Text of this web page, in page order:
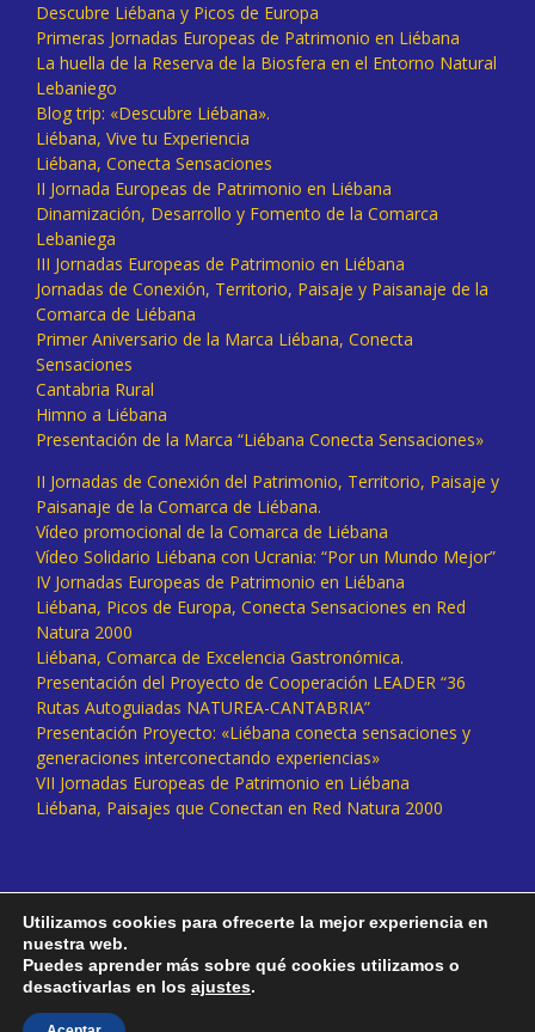
Descubre Liébana y Picos de Europa
Primeras Jornadas Europeas de Patrimonio en Liébana
La huella de la Reserva de la Biosfera en el Entorno Natural
Lebaniego
Blog trip: «Descubre Liébana».
Liébana, Vive tu Experiencia
Liébana, Conecta Sensaciones
II Jornada Europeas de Patrimonio en Liébana
Dinamización, Desarrollo y Fomento de la Comarca
Lebaniega
III Jornadas Europeas de Patrimonio en Liébana
Jornadas de Conexión, Territorio, Paisaje y Paisanaje de la
Comarca de Liébana
Primer Aniversario de la Marca Liébana, Conecta
Sensaciones
Cantabria Rural
Himno a Liébana
Presentación de la Marca “Liébana Conecta Sensaciones»
II Jornadas de Conexión del Patrimonio, Territorio, Paisaje y
Paisanaje de la Comarca de Liébana.
Vídeo promocional de la Comarca de Liébana
Vídeo Solidario Liébana con Ucrania: “Por un Mundo Mejor”
IV Jornadas Europeas de Patrimonio en Liébana
Liébana, Picos de Europa, Conecta Sensaciones en Red
Natura 2000
Liébana, Comarca de Excelencia Gastronómica.
Presentación del Proyecto de Cooperación LEADER “36
Rutas Autoguiadas NATUREA-CANTABRIA”
Presentación Proyecto: «Liébana conecta sensaciones y
generaciones interconectando experiencias»
VII Jornadas Europeas de Patrimonio en Liébana
Liébana, Paisajes que Conectan en Red Natura 2000
Utilizamos cookies para ofrecerte la mejor experiencia en
nuestra web.
Puedes aprender más sobre qué cookies utilizamos o
desactivarlas en los ajustes.